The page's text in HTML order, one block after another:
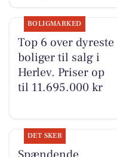
BOLIGMARKED
Top 6 over dyreste
boliger til salg i
Herlev. Priser op
til 11.695.000 kr
DET SKER